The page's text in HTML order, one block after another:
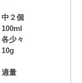
中２個
100ml
各少々
10g
適量